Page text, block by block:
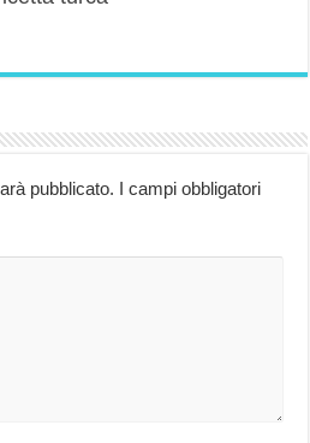
pubblicato. I campi obbligatori